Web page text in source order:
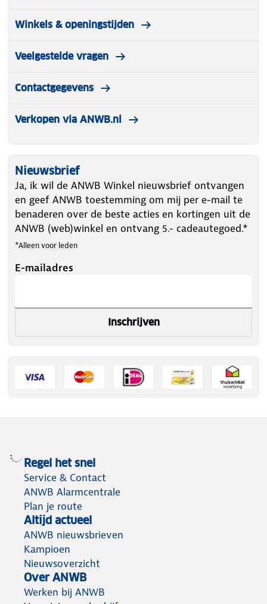
Winkels & openingstijden
Veelgestelde vragen
Contactgegevens
Verkopen via ANWB.nl
Nieuwsbrief
Ja, ik wil de ANWB Winkel nieuwsbrief ontvangen
en geef ANWB toestemming om mij per e-mail te
benaderen over de beste acties en kortingen uit de
ANWB (web)winkel en ontvang 5.- cadeautegoed.*
*Alleen voor leden
E-mailadres
Inschrijven
Regel het snel
Service & Contact
ANWB Alarmcentrale
Plan je route
Altijd actueel
ANWB nieuwsbrieven
Kampioen
Nieuwsoverzicht
Over ANWB
Werken bij ANWB